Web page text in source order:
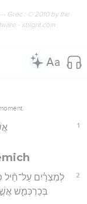
Grec : © 2010 by the
- sblgnt.com
1
2
לְמִצְרַ֗יִם עַל־חֵ֨יל
בְּכַרְכְּמִ֑שׁ